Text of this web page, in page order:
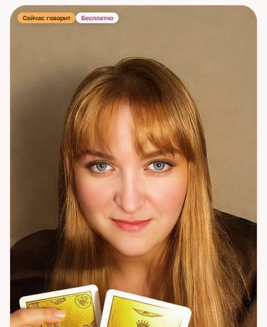
ситуации. Это даёт более полную картину: не только что
происходит внешне, но и внутренние состояния людей,
ясность. Из практики: клиентка подозревала мужа в
измене. Расклад показал — муж верен, охлаждение
вызвано её уходом в работу. Осознав свою роль, женщина
изменила поведение. Семья сохранилась. Настоящее —
это то, что формирует будущее. Понять свою роль в нём —
значит получить реальный рычаг влияния.
Сейчас говорит Бесплатно